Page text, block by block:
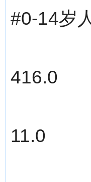
#0-14岁
416.0
11.0